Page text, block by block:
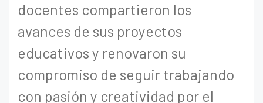
docentes compartieron los
avances de sus proyectos
educativos y renovaron su
compromiso de seguir trabajando
con pasión y creatividad por el